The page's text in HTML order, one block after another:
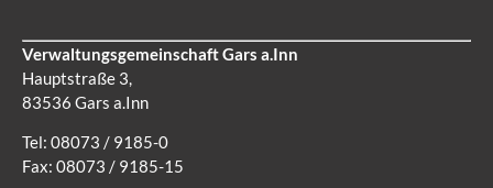
Verwaltungsgemeinschaft Gars a.Inn
Hauptstraße 3,
83536 Gars a.Inn
Tel: 08073 / 9185-0
Fax: 08073 / 9185-15